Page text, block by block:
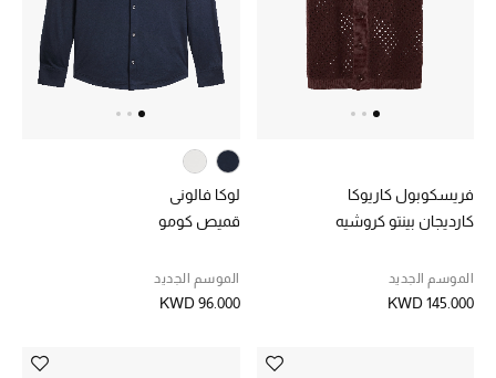
الأحذية الرجالية
جميع الإكسسورات الرجالية
العناية الشخصية بالرجال
صُممت للرجال
تسوقوا للرجال
فريسكوبول كاريوكا
كارديجان بينتو كروشيه
الموسم الجديد
KWD 145.000
لوكا فالوني
قميص كومو
الموسم الجديد
KWD 96.000